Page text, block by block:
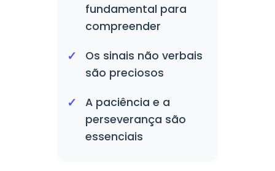
fundamental para
compreender
Os sinais não verbais
são preciosos
A paciência e a
perseverança são
essenciais